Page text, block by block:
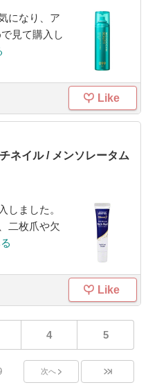
になり、ア
見て購入し
Like
ネイル / メンソレータム
しました。
二枚爪や欠
Like
4 5
次へ